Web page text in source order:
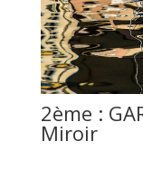
2ème :
Miroir